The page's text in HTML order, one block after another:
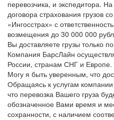
перевозчика, и экспедитора.
договора страхования грузов
«Ингосстрах» с
возмещения до 30 000 000
Вы доставляете грузы только
Компания БарсЛайн
России, странам СНГ и Европе.
Могу я быть уверенным, что
Обращаясь к услугам
что перевозка Вашего груза
обозначенное Вами время и
сохранности, с наличием